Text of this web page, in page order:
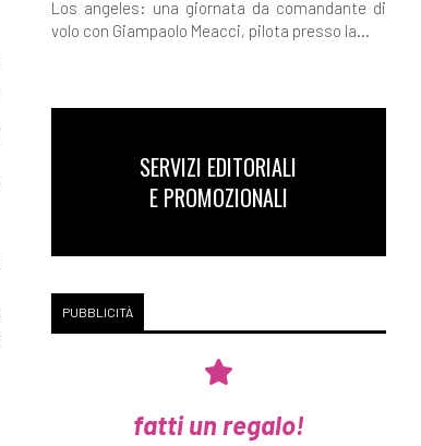
Los angeles: una giornata da comandante di
volo con Giampaolo Meacci, pilota presso la...
SERVIZI EDITORIALI
E PROMOZIONALI
PUBBLICITÀ
fatti un regalo!